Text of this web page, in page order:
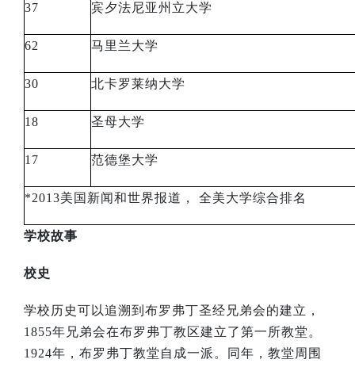
37 宾夕法尼亚州立大学
62 马里兰大学
30 北卡罗莱纳大学
18 圣母大学
17 范德堡大学
*2013美国新闻和世界报道， 全美大学综合排名
学校故事
校史
学校历史可以追溯到布罗弗丁圣经兄弟会的建立，
1855年兄弟会在布罗弗丁教区建立了第一所教堂。
1924年，布罗弗丁教堂自成一派。同年，教堂周围